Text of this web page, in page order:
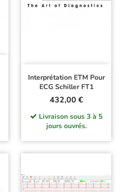
Interprétation ETM Pour
ECG Schiller FT1
Prix
432,00 €
Livraison sous 3 à 5
jours ouvrés.